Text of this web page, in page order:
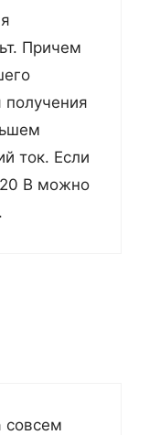
Причем
получения
ток. Если
В можно
совсем